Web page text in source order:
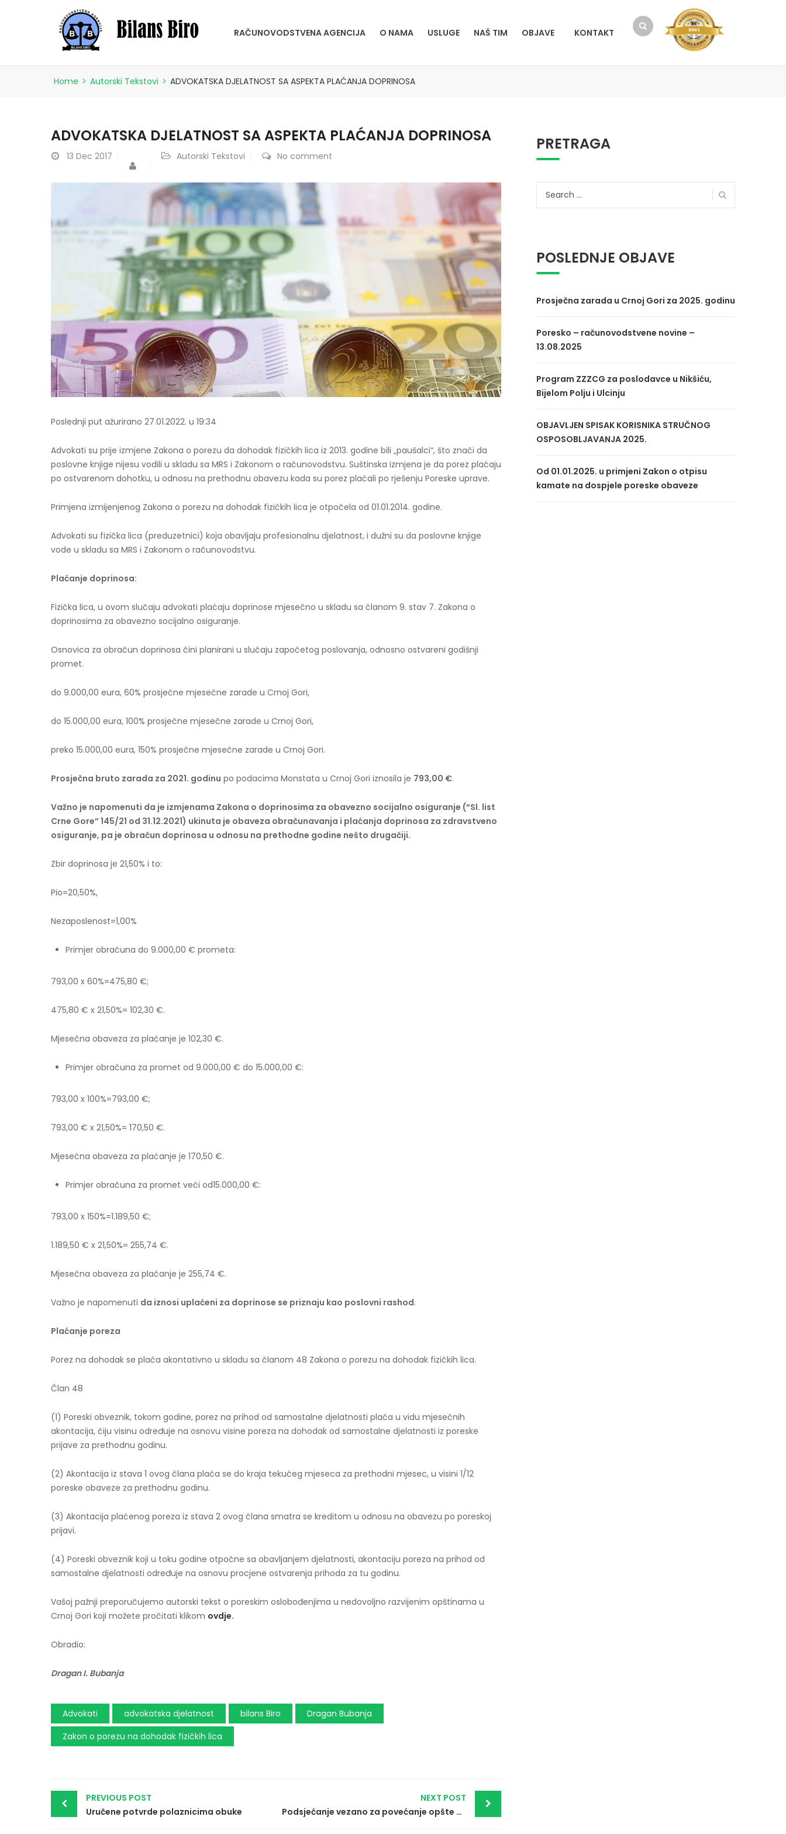
RAČUNOVODSTVENA AGENCIJA O NAMA USLUGE NAŠ TIM OBJAVE KONTAKT
Home > Autorski Tekstovi > ADVOKATSKA DJELATNOST SA ASPEKTA PLAĆANJA DOPRINOSA
ADVOKATSKA DJELATNOST SA ASPEKTA PLAĆANJA DOPRINOSA
13 Dec 2017 Autorski Tekstovi No comment
Poslednji put ažurirano 27.01.2022. u 19:34
Advokati su prije izmjene Zakona o porezu da dohodak fizičkih lica iz 2013. godine bili „paušalci“, što znači da
poslovne knjige nijesu vodili u skladu sa MRS i Zakonom o računovodstvu. Suštinska izmjena je da porez plaćaju
po ostvarenom dohotku, u odnosu na prethodnu obavezu kada su porez plaćali po rješenju Poreske uprave.
Primjena izmijenjenog Zakona o porezu na dohodak fizičkih lica je otpočela od 01.01.2014. godine.
Advokati su fizička lica (preduzetnici) koja obavljaju profesionalnu djelatnost, i dužni su da poslovne knjige
vode u skladu sa MRS i Zakonom o računovodstvu.
Plaćanje doprinosa:
Fizička lica, u ovom slučaju advokati plaćaju doprinose mjesečno u skladu sa članom 9. stav 7. Zakona o
doprinosima za obavezno socijalno osiguranje.
Osnovica za obračun doprinosa čini planirani u slučaju započetog poslovanja, odnosno ostvareni godišnji
promet.
do 9.000,00 eura, 60% prosječne mjesečne zarade u Crnoj Gori,
do 15.000,00 eura, 100% prosječne mjesečne zarade u Crnoj Gori,
preko 15.000,00 eura, 150% prosječne mjesečne zarade u Crnoj Gori.
Prosječna bruto zarada za 2021. godinu po podacima Monstata u Crnoj Gori iznosila je 793,00 €.
Važno je napomenuti da je izmjenama Zakona o doprinosima za obavezno socijalno osiguranje (“Sl. list
Crne Gore” 145/21 od 31.12.2021) ukinuta je obaveza obračunavanja i plaćanja doprinosa za zdravstveno
osiguranje, pa je obračun doprinosa u odnosu na prethodne godine nešto drugačiji.
Zbir doprinosa je 21,50% i to:
Pio=20,50%,
Nezaposlenost=1,00%
Primjer obračuna do 9.000,00 € prometa:
793,00 x 60%=475,80 €;
475,80 € x 21,50%= 102,30 €.
Mjesečna obaveza za plaćanje je 102,30 €.
Primjer obračuna za promet od 9.000,00 € do 15.000,00 €:
793,00 x 100%=793,00 €;
793,00 € x 21,50%= 170,50 €.
Mjesečna obaveza za plaćanje je 170,50 €.
Primjer obračuna za promet veći od15.000,00 €:
793,00 x 150%=1.189,50 €;
1.189,50 € x 21,50%= 255,74 €.
Mjesečna obaveza za plaćanje je 255,74 €.
Važno je napomenuti da iznosi uplaćeni za doprinose se priznaju kao poslovni rashod.
Plaćanje poreza
Porez na dohodak se plaća akontativno u skladu sa članom 48 Zakona o porezu na dohodak fizičkih lica.
Član 48
(1) Poreski obveznik, tokom godine, porez na prihod od samostalne djelatnosti plaća u vidu mjesečnih
akontacija, čiju visinu određuje na osnovu visine poreza na dohodak od samostalne djelatnosti iz poreske
prijave za prethodnu godinu.
(2) Akontacija iz stava 1 ovog člana plaća se do kraja tekućeg mjeseca za prethodni mjesec, u visini 1/​12
poreske obaveze za prethodnu godinu.
(3) Akontacija plaćenog poreza iz stava 2 ovog člana smatra se kreditom u odnosu na obavezu po poreskoj
prijavi.
(4) Poreski obveznik koji u toku godine otpočne sa obavljanjem djelatnosti, akontaciju poreza na prihod od
samostalne djelatnosti određuje na osnovu procjene ostvarenja prihoda za tu godinu.
Vašoj pažnji preporučujemo autorski tekst o poreskim oslobođenjima u nedovoljno razvijenim opštinama u
Crnoj Gori koji možete pročitati klikom ovdje.
Obradio:
Dragan I. Bubanja
Advokati advokatska djelatnost bilans Biro
Dragan Bubanja
Zakon o porezu na dohodak fizičkih lica
Post
navigation
PREVIOUS POST
Uručene potvrde polaznicima obuke
NEXT POST
Podsjećanje vezano za povećanje opšte stope PDV-a
PRETRAGA
POSLEDNJE OBJAVE
Prosječna zarada u Crnoj Gori za 2025. godinu
Poresko – računovodstvene novine –
13.08.2025
Program ZZZCG za poslodavce u Nikšiću,
Bijelom Polju i Ulcinju
OBJAVLJEN SPISAK KORISNIKA STRUČNOG
OSPOSOBLJAVANJA 2025.
Od 01.01.2025. u primjeni Zakon o otpisu
kamate na dospjele poreske obaveze